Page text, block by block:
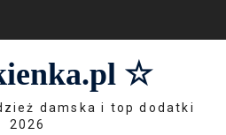
☆
damska i top dodatki
2026